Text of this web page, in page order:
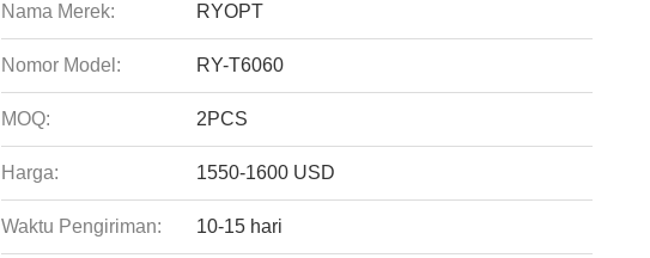
Nama Merek: RYOPT
Nomor Model: RY-T6060
MOQ: 2PCS
Harga: 1550-1600 USD
Waktu Pengiriman: 10-15 hari